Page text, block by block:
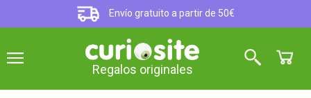
Envío gratuito a partir de 50€
Regalos originales